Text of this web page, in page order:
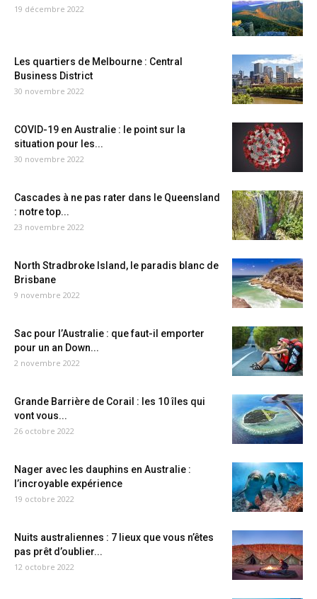
19 décembre 2022
Les quartiers de Melbourne : Central
Business District
30 novembre 2022
COVID-19 en Australie : le point sur la
situation pour les...
30 novembre 2022
Cascades à ne pas rater dans le Queensland
: notre top...
23 novembre 2022
North Stradbroke Island, le paradis blanc de
Brisbane
9 novembre 2022
Sac pour l’Australie : que faut-il emporter
pour un an Down...
2 novembre 2022
Grande Barrière de Corail : les 10 îles qui
vont vous...
26 octobre 2022
Nager avec les dauphins en Australie :
l’incroyable expérience
19 octobre 2022
Nuits australiennes : 7 lieux que vous n’êtes
pas prêt d’oublier...
12 octobre 2022